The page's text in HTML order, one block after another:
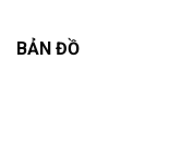
BẢN ĐỒ